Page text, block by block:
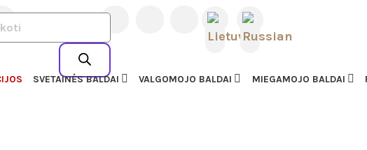
BALDAI |
SVETAINĖS BALDAI VALGOMOJO BALDAI MIEGAMOJO BALDAI